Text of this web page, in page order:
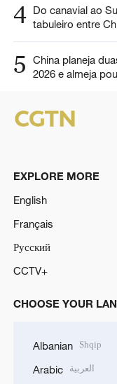
4 Do canavial ao
tabuleiro entre
5
China planeja
2026 e almeja
EXPLORE MORE
English
Français
Русский
CCTV+
CHOOSE YOUR
Albanian Shqip
Arabic العربية